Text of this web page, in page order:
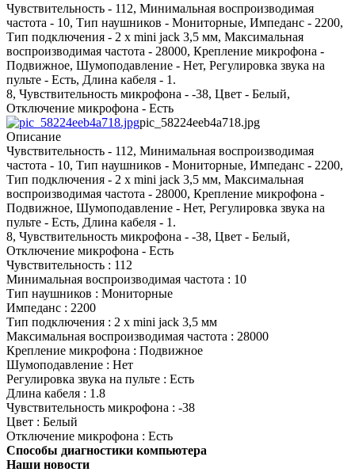
Чувствительность - 112, Минимальная воспроизводимая
частота - 10, Тип наушников - Мониторные, Импеданс - 2200,
Тип подключения - 2 x mini jack 3,5 мм, Максимальная
воспроизводимая частота - 28000, Крепление микрофона -
Подвижное, Шумоподавление - Нет, Регулировка звука на
пульте - Есть, Длина кабеля - 1.
8, Чувствительность микрофона - -38, Цвет - Белый,
Отключение микрофона - Есть
pic_58224eeb4a718.jpg
Описание
Чувствительность - 112, Минимальная воспроизводимая
частота - 10, Тип наушников - Мониторные, Импеданс - 2200,
Тип подключения - 2 x mini jack 3,5 мм, Максимальная
воспроизводимая частота - 28000, Крепление микрофона -
Подвижное, Шумоподавление - Нет, Регулировка звука на
пульте - Есть, Длина кабеля - 1.
8, Чувствительность микрофона - -38, Цвет - Белый,
Отключение микрофона - Есть
Чувствительность : 112
Минимальная воспроизводимая частота : 10
Тип наушников : Мониторные
Импеданс : 2200
Тип подключения : 2 x mini jack 3,5 мм
Максимальная воспроизводимая частота : 28000
Крепление микрофона : Подвижное
Шумоподавление : Нет
Регулировка звука на пульте : Есть
Длина кабеля : 1.8
Чувствительность микрофона : -38
Цвет : Белый
Отключение микрофона : Есть
Способы диагностики компьютера
Наши новости